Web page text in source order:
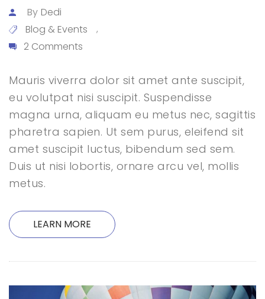
By Dedi
Blog & Events
,
2 Comments
Mauris viverra dolor sit amet ante suscipit,
eu volutpat nisi suscipit. Suspendisse
magna urna, aliquam eu metus nec, sagittis
pharetra sapien. Ut sem purus, eleifend sit
amet suscipit luctus, bibendum sed sem.
Duis ut nisi lobortis, ornare arcu vel, mollis
metus.
LEARN MORE